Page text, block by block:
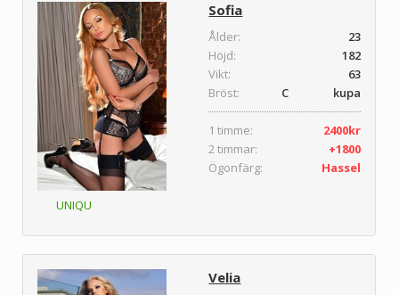
UNIQU
Sofia
Ålder:
23
Höjd:
182
Vikt:
63
Bröst:
C kupa
1 timme:
2400kr
2 timmar:
+1800
Ögonfärg:
Hassel
Velia